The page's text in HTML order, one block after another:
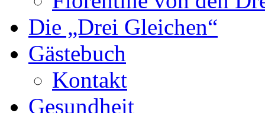
Die „Drei Gleichen“
Gästebuch
Kontakt
Gesundheit